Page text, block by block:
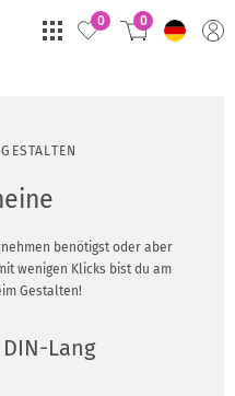
0 0
benötigst oder aber
wenigen Klicks bist du am
Gestalten!
Lang